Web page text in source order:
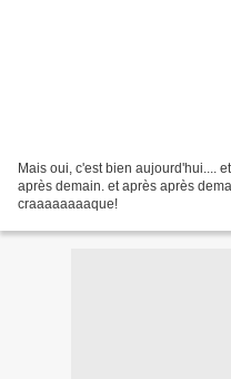
Mais oui, c'est bien aujourd'hui....
après demain. et après après
craaaaaaaaque!